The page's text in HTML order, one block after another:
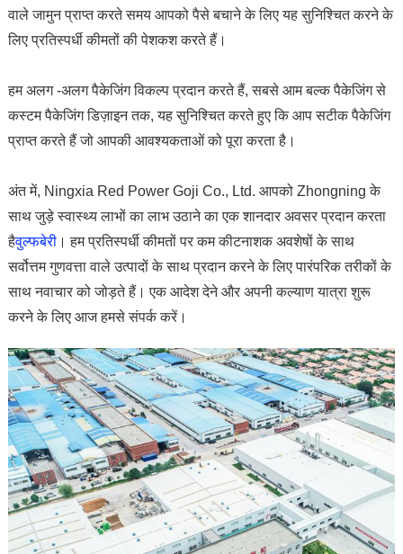
वाले जामुन प्राप्त करते समय आपको पैसे बचाने के लिए यह सुनिश्चित करने के
लिए प्रतिस्पर्धी कीमतों की पेशकश करते हैं।
हम अलग -अलग पैकेजिंग विकल्प प्रदान करते हैं, सबसे आम बल्क पैकेजिंग से
कस्टम पैकेजिंग डिज़ाइन तक, यह सुनिश्चित करते हुए कि आप सटीक पैकेजिंग
प्राप्त करते हैं जो आपकी आवश्यकताओं को पूरा करता है।
अंत में, Ningxia Red Power Goji Co., Ltd. आपको Zhongning के
साथ जुड़े स्वास्थ्य लाभों का लाभ उठाने का एक शानदार अवसर प्रदान करता
हैवुल्फबेरी। हम प्रतिस्पर्धी कीमतों पर कम कीटनाशक अवशेषों के साथ
सर्वोत्तम गुणवत्ता वाले उत्पादों के साथ प्रदान करने के लिए पारंपरिक तरीकों के
साथ नवाचार को जोड़ते हैं। एक आदेश देने और अपनी कल्याण यात्रा शुरू
करने के लिए आज हमसे संपर्क करें।